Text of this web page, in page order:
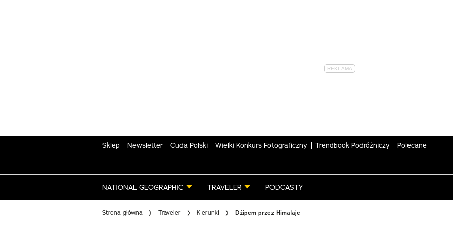
Sklep Newsletter Cuda Polski Wielki Konkurs Fotograficzny Trendbook Podróżniczy Polecane
NATIONAL GEOGRAPHIC TRAVELER PODCASTY
Strona główna Traveler Kierunki Dżipem przez Himalaje